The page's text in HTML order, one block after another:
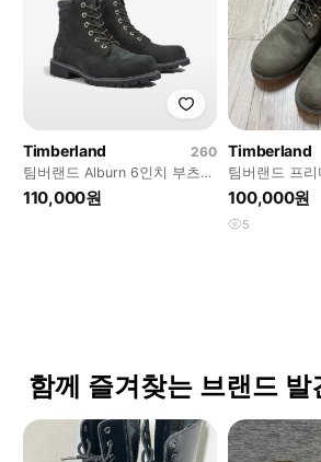
Timberland
260
팀버랜드 Alburn 6인치 부츠
(260)
110,000원
Timberland
팀버랜드 프
부츠 카키 255
100,000원
5
함께 즐겨찾는 브랜드 발